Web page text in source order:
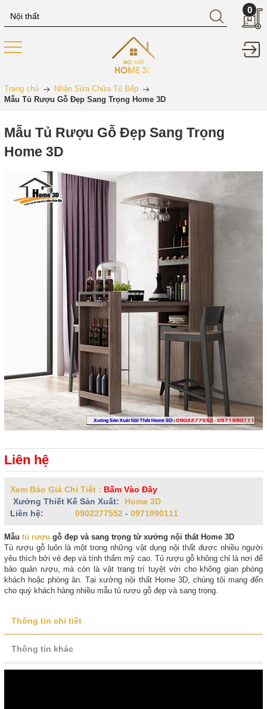
0
Trang chủ
Nhận Sửa Chữa Tủ Bếp
Mẫu Tủ Rượu Gỗ Đẹp Sang Trọng Home 3D
Mẫu Tủ Rượu Gỗ Đẹp Sang Trọng
Home 3D
Liên hệ
Xem Báo Giá Chi Tiết : Bấm Vào Đây
Xưởng Thiết Kế Sản Xuất:
Home 3D
Liên hệ:
0902277552 - 0971990111
Mẫu tủ rượu gỗ đẹp và sang trọng từ xưởng nội thất Home 3D
Tủ rượu gỗ luôn là một trong những vật dụng nội thất được nhiều người
yêu thích bởi vẻ đẹp và tính thẩm mỹ cao. Tủ rượu gỗ không chỉ là nơi để
bảo quản rượu, mà còn là vật trang trí tuyệt vời cho không gian phòng
khách hoặc phòng ăn. Tại xưởng nội thất Home 3D, chúng tôi mang đến
cho quý khách hàng nhiều mẫu tủ rượu gỗ đẹp và sang trọng.
Thông tin chi tiết
Thông tin khác